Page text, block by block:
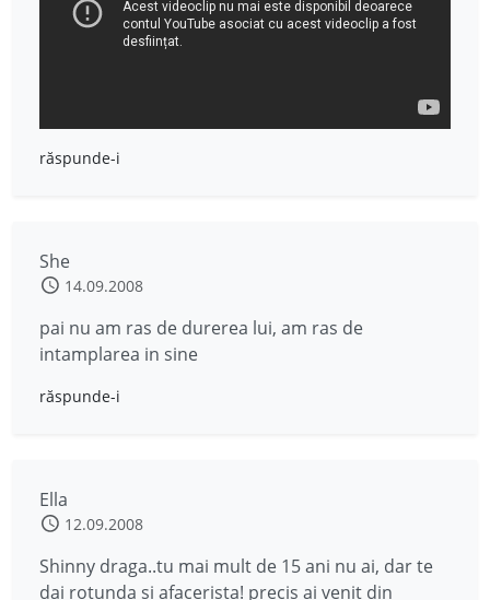
răspunde-i
She
14.09.2008
pai nu am ras de durerea lui, am ras de
intamplarea in sine
răspunde-i
Ella
12.09.2008
Shinny draga..tu mai mult de 15 ani nu ai, dar te
dai rotunda si afacerista! precis ai venit din